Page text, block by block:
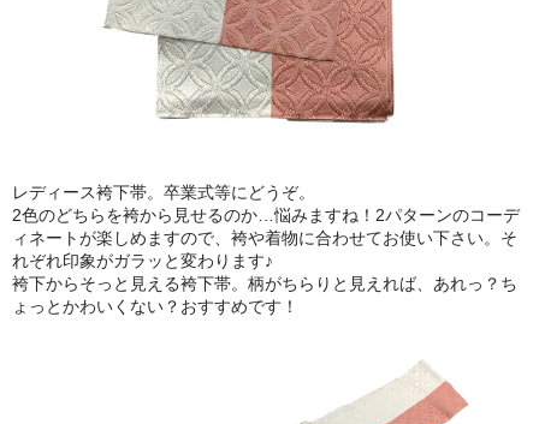
レディース袴下帯。卒業式等にどうぞ。
2色のどちらを袴から見せるのか…悩みますね！2パターンのコーデ
ィネートが楽しめますので、袴や着物に合わせてお使い下さい。そ
れぞれ印象がガラッと変わります♪
袴下からそっと見える袴下帯。柄がちらりと見えれば、あれっ？ち
ょっとかわいくない？おすすめです！